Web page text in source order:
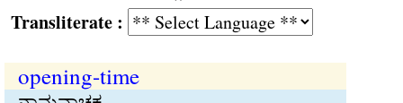
:
opening-time